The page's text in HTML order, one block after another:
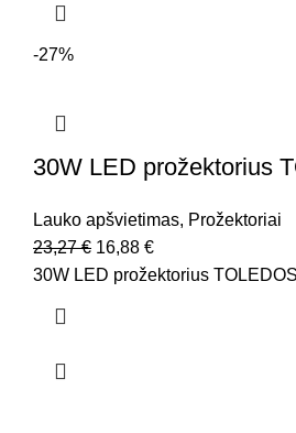
-27%
30W LED prožektorius
Lauko apšvietimas, Prožektoriai
23,27€ 16,88 €
30W LED prožektorius